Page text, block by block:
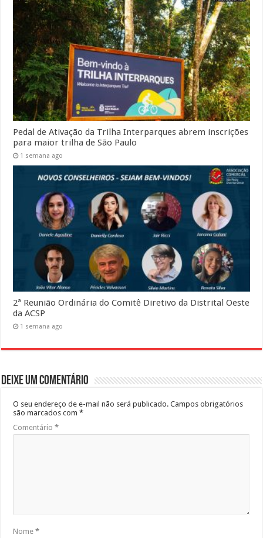
Pedal de Ativação da Trilha Interparques abrem inscrições
para maior trilha de São Paulo
1 semana ago
2ª Reunião Ordinária do Comitê Diretivo da Distrital Oeste
da ACSP
1 semana ago
Deixe um comentário
O seu endereço de e-mail não será publicado. Campos obrigatórios
são marcados com*
Comentário*
Nome*